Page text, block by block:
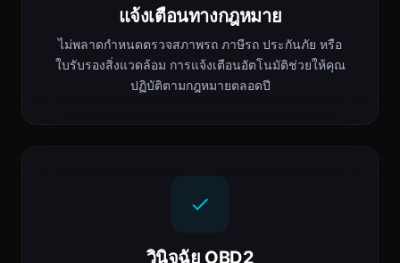
แจ้งเตือนทางกฎหมาย
ไม่พลาดกำหนดตรวจสภาพรถ ภาษีรถ ประกันภัย หรือ
ใบรับรองสิ่งแวดล้อม การแจ้งเตือนอัตโนมัติช่วยให้คุณ
ปฏิบัติตามกฎหมายตลอดปี
วินิจฉัย OBD2